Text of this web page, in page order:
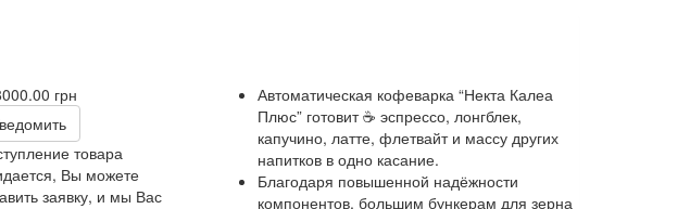
грн
товара
Вы можете
заявку, и мы Вас
Автоматическая кофеварка “Некта Калеа
Плюс” готовит ☕ эспрессо, лонгблек,
капучино, латте, флетвайт и массу других
напитков в одно касание.
Благодаря повышенной надёжности
компонентов, большим бункерам для зерна